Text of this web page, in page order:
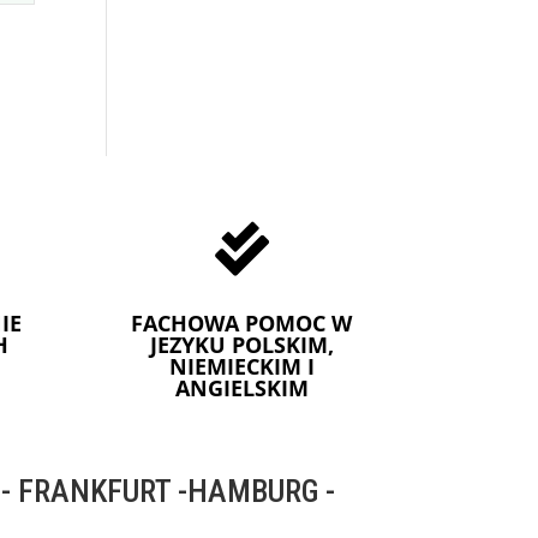

FACHOWA POMOC W
JEZYKU POLSKIM,
NIEMIECKIM I
ANGIELSKIM
FRANKFURT -HAMBURG -